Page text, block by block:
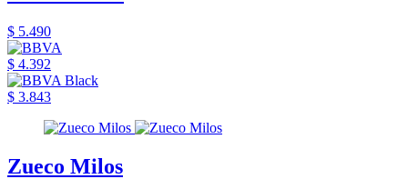
$ 5.490
$ 4.392
$ 3.843
Zueco Milos